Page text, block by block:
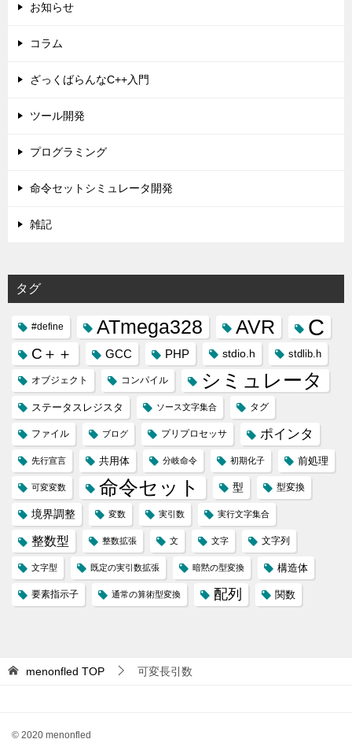
お知らせ
コラム
ざっくばらんなC++入門
ツール開発
プログラミング
命令セットシミュレータ開発
雑記
タグ
#define ATmega328 AVR C
C＋＋ GCC PHP stdio.h stdlib.h
オブジェクト コンパイル シミュレータ
ステータスレジスタ ソース文字集合 タグ
ファイル ブログ プリプロセッサ ポインタ
先行宣言 共用体 分岐命令 初期化子 前処理
可変変数 命令セット 型 型変換
境界調整 変数 実引数 実行文字集合
整数型 整数拡張 文 文字 文字列
文字型 既定の実引数拡張 暗黙の型変換 構造体
要素指示子 通常の算術型変換 配列 関数
menonfled TOP 可変長引数
© 2020 menonfled